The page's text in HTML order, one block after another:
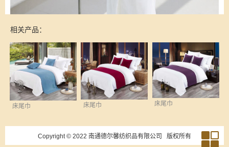
相关产品：
床尾巾 床尾巾 床尾巾
Copyright © 2022 南通德尔馨纺织品有限公司 版权所有